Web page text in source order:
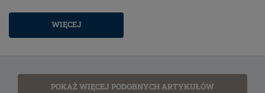
WIĘCEJ
POKAŻ WIĘCEJ PODOBNYCH ARTYKUŁÓW